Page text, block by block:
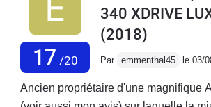
17 /20
340 XDRIVE
(2018)
Par emmenthal45 le 03/
Ancien propriétaire d'une magnifique